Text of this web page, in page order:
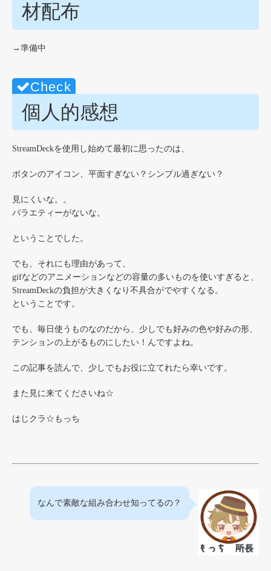
材配布
→準備中
個人的感想
StreamDeckを使用し始めて最初に思ったのは、
ボタンのアイコン、平面すぎない？シンプル過ぎない？
見にくいな。。
バラエティーがないな。
ということでした。
でも、それにも理由があって、
gifなどのアニメーションなどの容量の多いものを使いすぎると、
StreamDeckの負担が大きくなり不具合がでやすくなる。
ということです。
でも、毎日使うものなのだから、少しでも好みの色や好みの形、
テンションの上がるものにしたい！んですよね。
この記事を読んで、少しでもお役に立てれたら幸いです。
また見に来てくださいね☆
はじクラ☆もっち
なんで素敵な組み合わせ知ってるの？